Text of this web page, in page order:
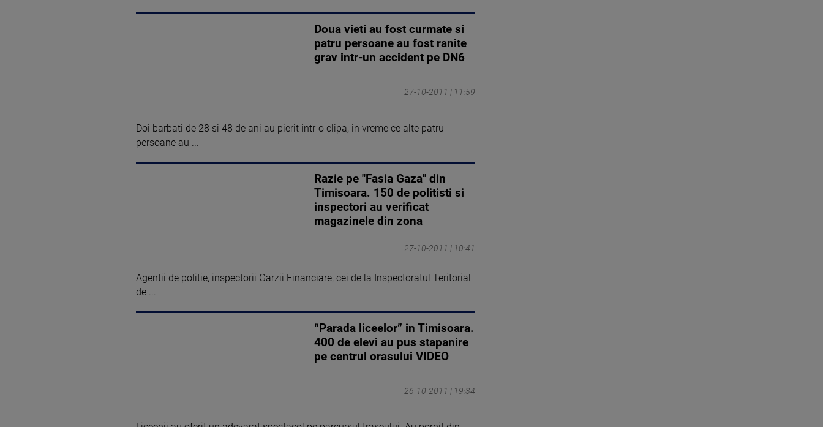
27-10-2011 | 11:59
Doua vieti au fost curmate si
patru persoane au fost ranite
grav intr-un accident pe DN6
Doi barbati de 28 si 48 de ani au pierit intr-o clipa, in vreme ce alte patru
persoane au ...
27-10-2011 | 10:41
Razie pe "Fasia Gaza" din
Timisoara. 150 de politisti si
inspectori au verificat
magazinele din zona
Agentii de politie, inspectorii Garzii Financiare, cei de la Inspectoratul Teritorial
de ...
26-10-2011 | 19:34
“Parada liceelor” in Timisoara.
400 de elevi au pus stapanire
pe centrul orasului VIDEO